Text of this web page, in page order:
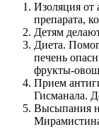
Изоляция от
препарата,
Детям
Диета.
печень
фрукты-
Прием
Гисманала.
Высыпания